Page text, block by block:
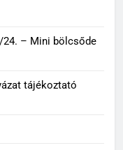
24. – Mini bölcsőde
tájékoztató